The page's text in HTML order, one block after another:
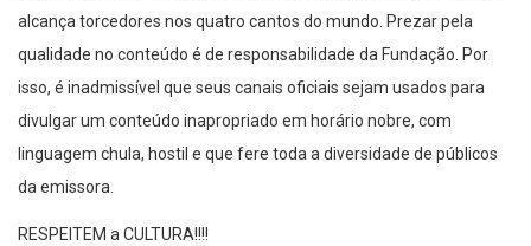
alcança torcedores nos quatro cantos do mundo. Prezar pela
qualidade no conteúdo é de responsabilidade da Fundação. Por
isso, é inadmissível que seus canais oficiais sejam usados para
divulgar um conteúdo inapropriado em horário nobre, com
linguagem chula, hostil e que fere toda a diversidade de públicos
da emissora.
RESPEITEM a CULTURA!!!!